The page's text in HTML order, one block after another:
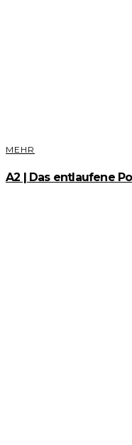
MEHR
A2 | Das entlaufene